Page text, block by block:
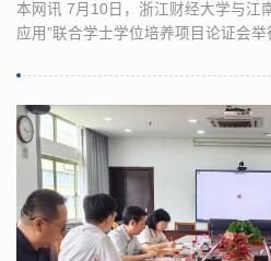
本网讯 7月10日，浙江财经大学与江
应用”联合学士学位培养项目论证会
学院柯孔林教授、浙江理工大学经济
浙江核新同花顺网络信息股份有限公
理工大学管理学院刘斌教授、南京信
武教授、南京航空航天大学经济与管